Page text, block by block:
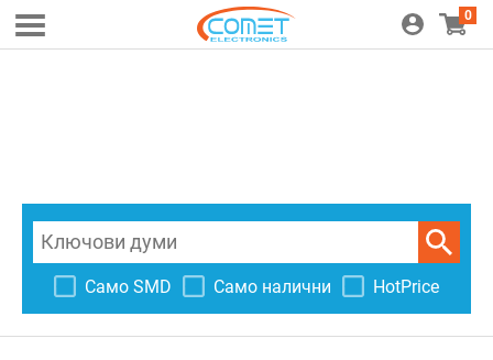
0
Само SMD Само налични HotPrice